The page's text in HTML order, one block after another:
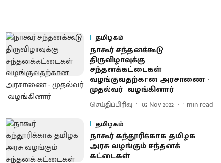
தமிழகம்
நாகூர் சந்தனக்கூடு
திருவிழாவுக்கு
சந்தனக்கட்டைகள்
வழங்குவதற்கான அரசாணை -
முதல்வர் வழங்கினார்
செய்திப்பிரிவு 02 Nov 2022 1 min read
தமிழகம்
நாகூர் கந்தூரிக்காக தமிழக
அரசு வழங்கும் சந்தனக்
கட்டைகள்